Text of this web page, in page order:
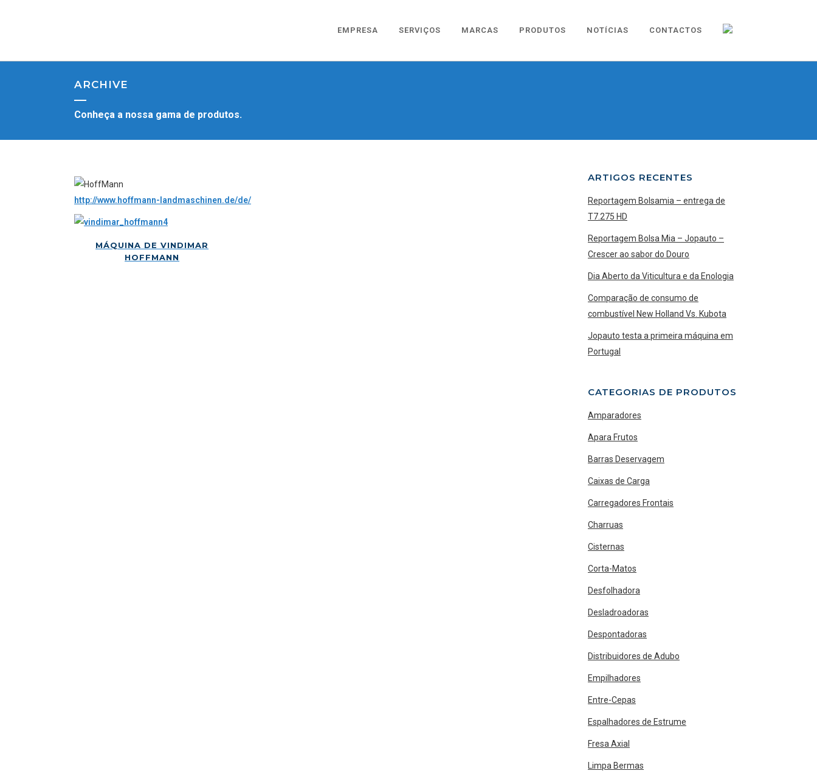
EMPRESA SERVIÇOS MARCAS PRODUTOS NOTÍCIAS CONTACTOS
ARCHIVE
Conheça a nossa gama de produtos.
http://www.hoffmann-landmaschinen.de/de/
MÁQUINA DE VINDIMAR
HOFFMANN
ARTIGOS RECENTES
Reportagem Bolsamia – entrega de
T7.275 HD
Reportagem Bolsa Mia – Jopauto –
Crescer ao sabor do Douro
Dia Aberto da Viticultura e da Enologia
Comparação de consumo de
combustível New Holland Vs. Kubota
Jopauto testa a primeira máquina em
Portugal
CATEGORIAS DE PRODUTOS
Amparadores
Apara Frutos
Barras Deservagem
Caixas de Carga
Carregadores Frontais
Charruas
Cisternas
Corta-Matos
Desfolhadora
Desladroadoras
Despontadoras
Distribuidores de Adubo
Empilhadores
Entre-Cepas
Espalhadores de Estrume
Fresa Axial
Limpa Bermas